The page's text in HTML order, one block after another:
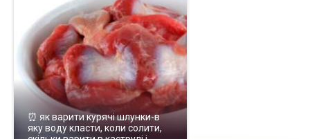
⏰ як варити курячі шлунки-в
яку воду класти, коли солити,